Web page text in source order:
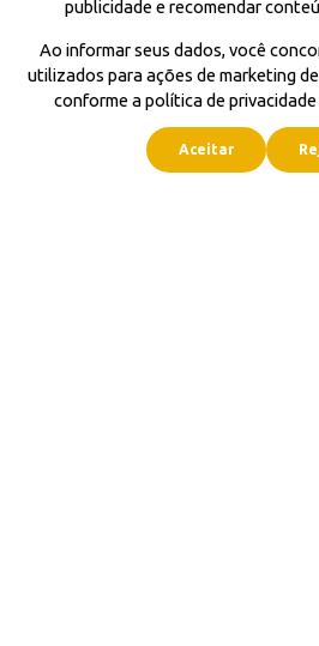
publicidade e recomendar
Ao informar seus dados, você
utilizados para ações de marketing
conforme a política de
Aceitar